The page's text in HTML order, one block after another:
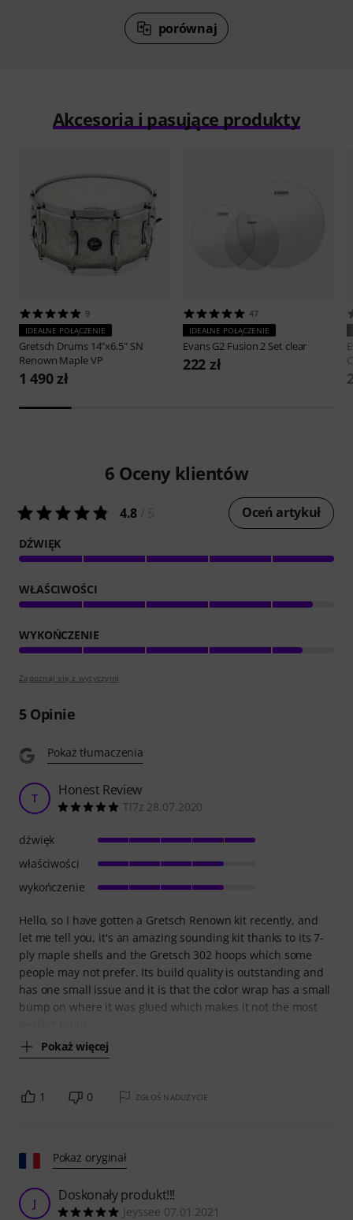
porównaj
Akcesoria i pasujące produkty
9
IDEALNE POŁĄCZENIE
Gretsch Drums 14"x6.5" SN
Renown Maple VP
1 490 zł
47
IDEALNE POŁĄCZENIE
EvansG2 Fusion 2 Set clear
222 zł
6 Oceny klientów
4.8 Oceń artykuł
DŹWIĘK
WŁAŚCIWOŚCI
WYKOŃCZENIE
Zapoznaj się z wytyczymi
5Opinie
Pokaż tłumaczenia
T Honest Review
TI7z 28.07.2020
Hello, so I have gotten a Gretsch Renown kit recently, and
let me tell you, it's an amazing sounding kit thanks to its 7-
ply maple shells and the Gretsch 302 hoops which some
people may not prefer. Its build quality is outstanding and
has one small issue and it is that the color wrap has a small
bump on where it was glued which makes it not the most
Pokaż więcej
dźwięk
właściwości
wykończenie
1 0 ZGŁOŚ NADUŻYCIE
Pokaż oryginał
J Doskonały produkt!!!
Jeyssee 07.01.2021